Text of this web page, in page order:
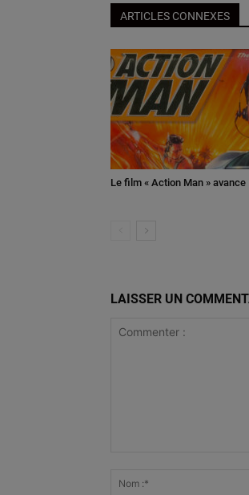
ARTICLES CONNEXES
Le film « Action Man » avance
LAISSER UN